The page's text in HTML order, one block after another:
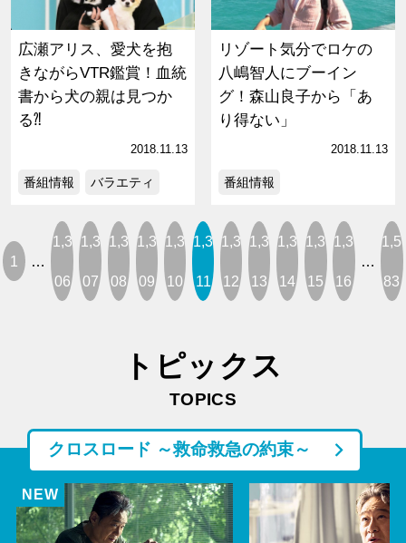
広瀬アリス、愛犬を抱
きながらVTR鑑賞！血統
書から犬の親は見つか
る⁈
2018.11.13
番組情報 バラエティ
リゾート気分でロケの
八嶋智人にブーイン
グ！森山良子から「あ
り得ない」
2018.11.13
番組情報
1 …
1,3
06
1,3
07
1,3
08
1,3
09
1,3
10
1,3
11
1,3
12
1,3
13
1,3
14
1,3
15
1,3
16
…
1,5
83
トピックス
TOPICS
クロスロード ～救命救急の約束～